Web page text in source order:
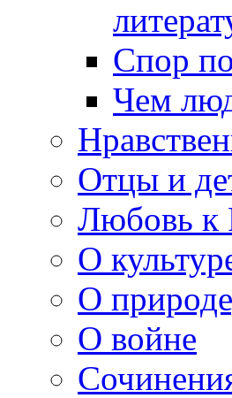
Спор
Чем
Отцы и
Любовь к
О
О
О войне